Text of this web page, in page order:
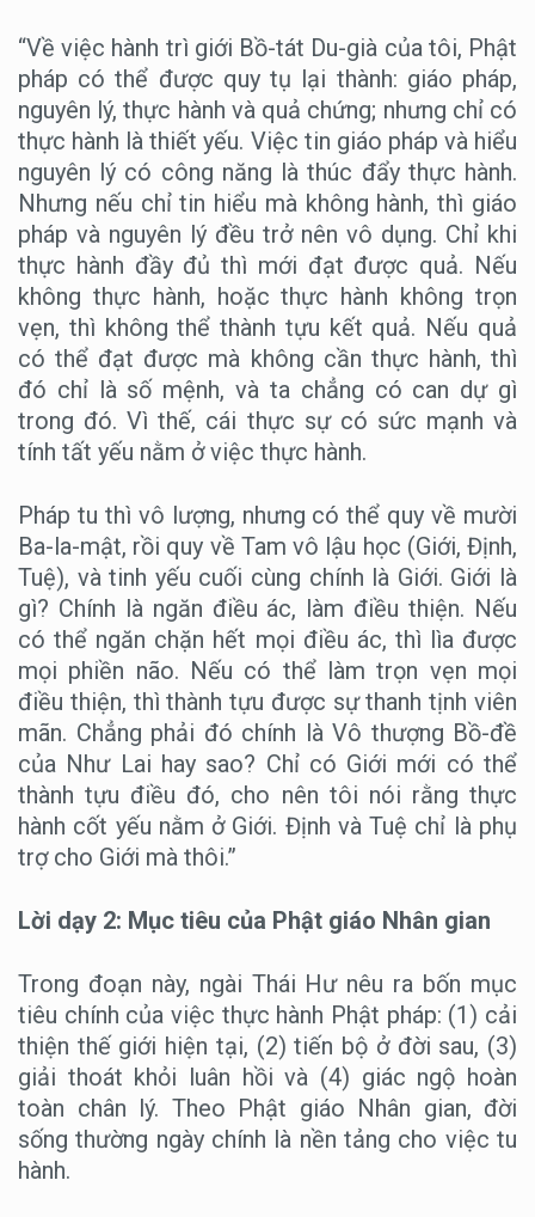
“Về việc hành trì giới Bồ-tát Du-già của tôi, Phật
pháp có thể được quy tụ lại thành: giáo pháp,
nguyên lý, thực hành và quả chứng; nhưng chỉ có
thực hành là thiết yếu. Việc tin giáo pháp và hiểu
nguyên lý có công năng là thúc đẩy thực hành.
Nhưng nếu chỉ tin hiểu mà không hành, thì giáo
pháp và nguyên lý đều trở nên vô dụng. Chỉ khi
thực hành đầy đủ thì mới đạt được quả. Nếu
không thực hành, hoặc thực hành không trọn
vẹn, thì không thể thành tựu kết quả. Nếu quả
có thể đạt được mà không cần thực hành, thì
đó chỉ là số mệnh, và ta chẳng có can dự gì
trong đó. Vì thế, cái thực sự có sức mạnh và
tính tất yếu nằm ở việc thực hành.
Pháp tu thì vô lượng, nhưng có thể quy về mười
Ba-la-mật, rồi quy về Tam vô lậu học (Giới, Định,
Tuệ), và tinh yếu cuối cùng chính là Giới. Giới là
gì? Chính là ngăn điều ác, làm điều thiện. Nếu
có thể ngăn chặn hết mọi điều ác, thì lìa được
mọi phiền não. Nếu có thể làm trọn vẹn mọi
điều thiện, thì thành tựu được sự thanh tịnh viên
mãn. Chẳng phải đó chính là Vô thượng Bồ-đề
của Như Lai hay sao? Chỉ có Giới mới có thể
thành tựu điều đó, cho nên tôi nói rằng thực
hành cốt yếu nằm ở Giới. Định và Tuệ chỉ là phụ
trợ cho Giới mà thôi.”
Lời dạy 2: Mục tiêu của Phật giáo Nhân gian
Trong đoạn này, ngài Thái Hư nêu ra bốn mục
tiêu chính của việc thực hành Phật pháp: (1) cải
thiện thế giới hiện tại, (2) tiến bộ ở đời sau, (3)
giải thoát khỏi luân hồi và (4) giác ngộ hoàn
toàn chân lý. Theo Phật giáo Nhân gian, đời
sống thường ngày chính là nền tảng cho việc tu
hành.